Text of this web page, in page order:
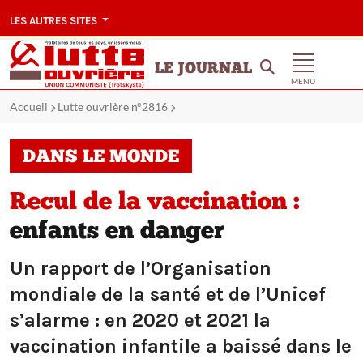
LES AUTRES SITES
LE JOURNAL
MENU
Accueil Lutte ouvrière n°2816
DANS LE MONDE
Recul de la vaccination :
enfants en danger
Un rapport de l’Organisation
mondiale de la santé et de l’Unicef
s’alarme : en 2020 et 2021 la
vaccination infantile a baissé dans le